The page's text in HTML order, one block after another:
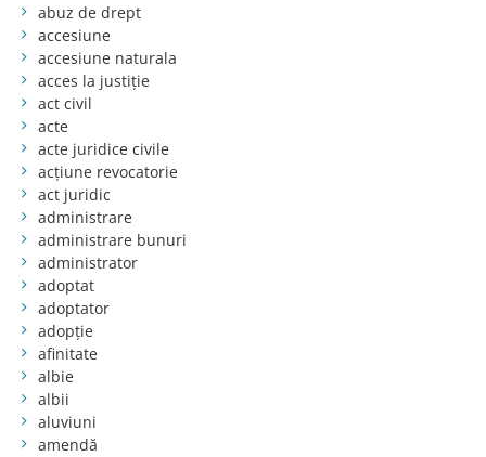
abuz de drept
accesiune
accesiune naturala
acces la justiție
act civil
acte
acte juridice civile
acțiune revocatorie
act juridic
administrare
administrare bunuri
administrator
adoptat
adoptator
adopție
afinitate
albie
albii
aluviuni
amendă